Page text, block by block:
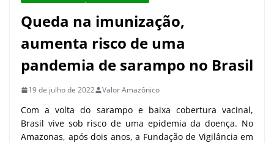
Queda na imunização,
aumenta risco de uma
pandemia de sarampo no Brasil
19 de julho de 2022 Valor Amazônico
Com a volta do sarampo e baixa cobertura vacinal,
Brasil vive sob risco de uma epidemia da doença. No
Amazonas, após dois anos, a Fundação de Vigilância em